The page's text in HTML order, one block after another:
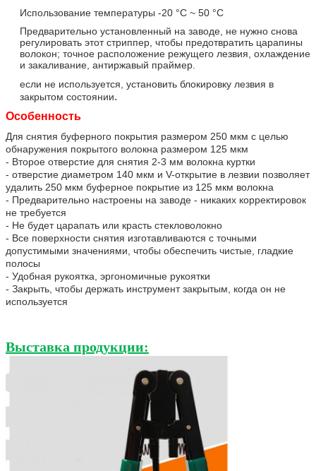
Использование температуры -20 °C ~ 50 °C
Предварительно установленный на заводе, не нужно снова
регулировать этот стриппер, чтобы предотвратить царапины
волокон; точное расположение режущего лезвия, охлаждение
и закаливание, антиржавый праймер.
если не используется, установить блокировку лезвия в
закрытом состоянии.
Особенность
Для снятия буферного покрытия размером 250 мкм с целью
обнаружения покрытого волокна размером 125 мкм
- Второе отверстие для снятия 2-3 мм волокна куртки
- отверстие диаметром 140 мкм и V-открытие в лезвии позволяет
удалить 250 мкм буферное покрытие из 125 мкм волокна
- Предварительно настроены на заводе - никаких корректировок
не требуется
- Не будет царапать или красть стекловолокно
- Все поверхности снятия изготавливаются с точными
допустимыми значениями, чтобы обеспечить чистые, гладкие
полосы
- Удобная рукоятка, эргономичные рукоятки
- Закрыть, чтобы держать инструмент закрытым, когда он не
используется
Выставка продукции: